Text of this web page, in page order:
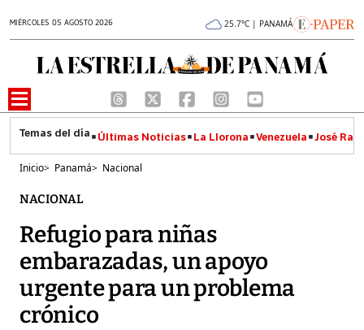
MIÉRCOLES 05 AGOSTO 2026 25.7°C | PANAMÁ
Últimas Noticias La Llorona Venezuela José
Inicio> Panamá> Nacional
NACIONAL
Refugio para niñas
embarazadas, un apoyo
urgente para un problema
crónico